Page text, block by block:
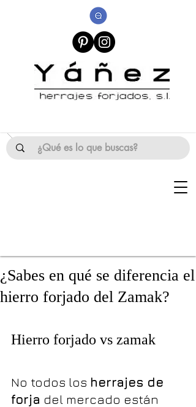
¿Sabes en qué se diferencia el
hierro forjado del Zamak?
Hierro forjado vs zamak
No todos los herrajes de
forja del mercado están